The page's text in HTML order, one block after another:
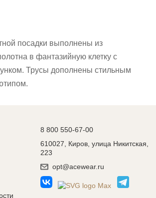
посадки выполнены из
в фантазийную клетку с
Трусы дополнены стильным
8 800 550-67-00
610027, Киров, улица Никитская,
223
opt@acewear.ru